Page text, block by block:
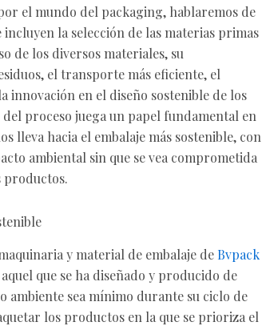
el mundo del packaging, hablaremos de
incluyen la selección de las materias primas
de los diversos materiales, su
el transporte más eficiente, el
innovación en el diseño sostenible de los
del proceso juega un papel fundamental en
lleva hacia el embalaje más sostenible, con
ambiental sin que se vea comprometida
productos.
y material de embalaje deBvpack
que se ha diseñado y producido de
ambiente sea mínimo durante su ciclo de
los productos en la que se prioriza el